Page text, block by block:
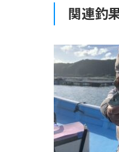
関連釣